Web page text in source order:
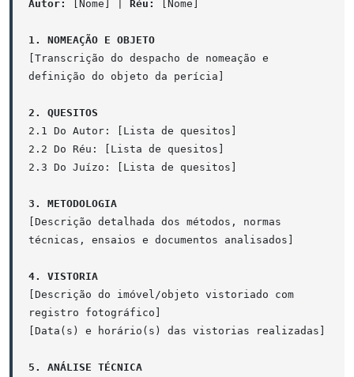
Autor: [Nome] | Réu: [Nome]
1. NOMEAÇÃO E OBJETO
[Transcrição do despacho de nomeação e
definição do objeto da perícia]
2. QUESITOS
2.1 Do Autor: [Lista de quesitos]
2.2 Do Réu: [Lista de quesitos]
2.3 Do Juízo: [Lista de quesitos]
3. METODOLOGIA
[Descrição detalhada dos métodos, normas
técnicas, ensaios e documentos analisados]
4. VISTORIA
[Descrição do imóvel/objeto vistoriado com
registro fotográfico]
[Data(s) e horário(s) das vistorias realizadas]
5. ANÁLISE TÉCNICA